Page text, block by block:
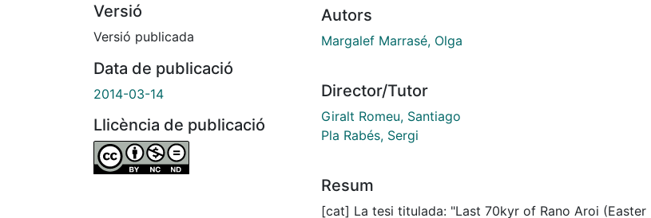
Versió
Versió publicada
Data de publicació
2014-03-14
Llicència de publicació
Autors
Margalef Marrasé, Olga
Director/Tutor
Giralt Romeu, Santiago
Pla Rabés, Sergi
Resum
[cat] La tesi titulada: "Last 70kyr of Rano Aroi (Easter